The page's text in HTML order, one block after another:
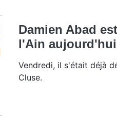
Damien Abad
l'Ain aujourd'hui
Vendredi, il s'était déjà
Cluse.